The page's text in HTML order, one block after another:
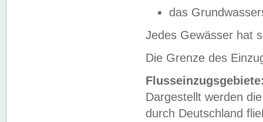
das
Jedes Gewässer hat
Die Grenze des
Dargestellt werden
durch Deutschland